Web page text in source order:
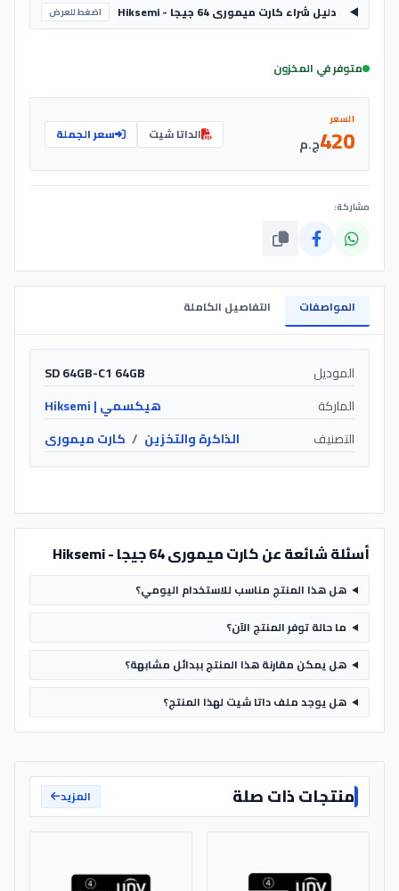
دليل شراء كارت ميمورى 64 جيجا - Hiksemi اضغط للعرض
متوفر في المخزون
السعر
420ج.م الداتا شيت سعر الجملة
مشاركة:
المواصفات التفاصيل الكاملة
الموديل
SD 64GB-C1 64GB
الماركة
هيكسمي | Hiksemi
التصنيف
الذاكرة والتخزين / كارت ميمورى
أسئلة شائعة عن كارت ميمورى 64 جيجا - Hiksemi
هل هذا المنتج مناسب للاستخدام اليومي؟
ما حالة توفر المنتج الآن؟
هل يمكن مقارنة هذا المنتج ببدائل مشابهة؟
هل يوجد ملف داتا شيت لهذا المنتج؟
منتجات ذات صلة المزيد